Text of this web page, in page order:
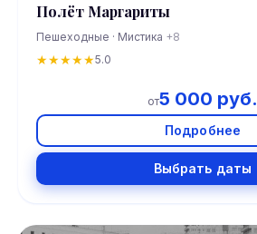
Полёт Маргариты
Пешеходные · Мистика +8
★★★★★5.0
от5 000 руб.
Подробнее
Выбрать даты